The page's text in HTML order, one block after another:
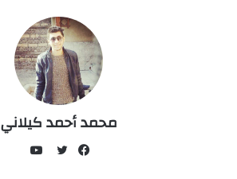
محمد أحمد كيلاني